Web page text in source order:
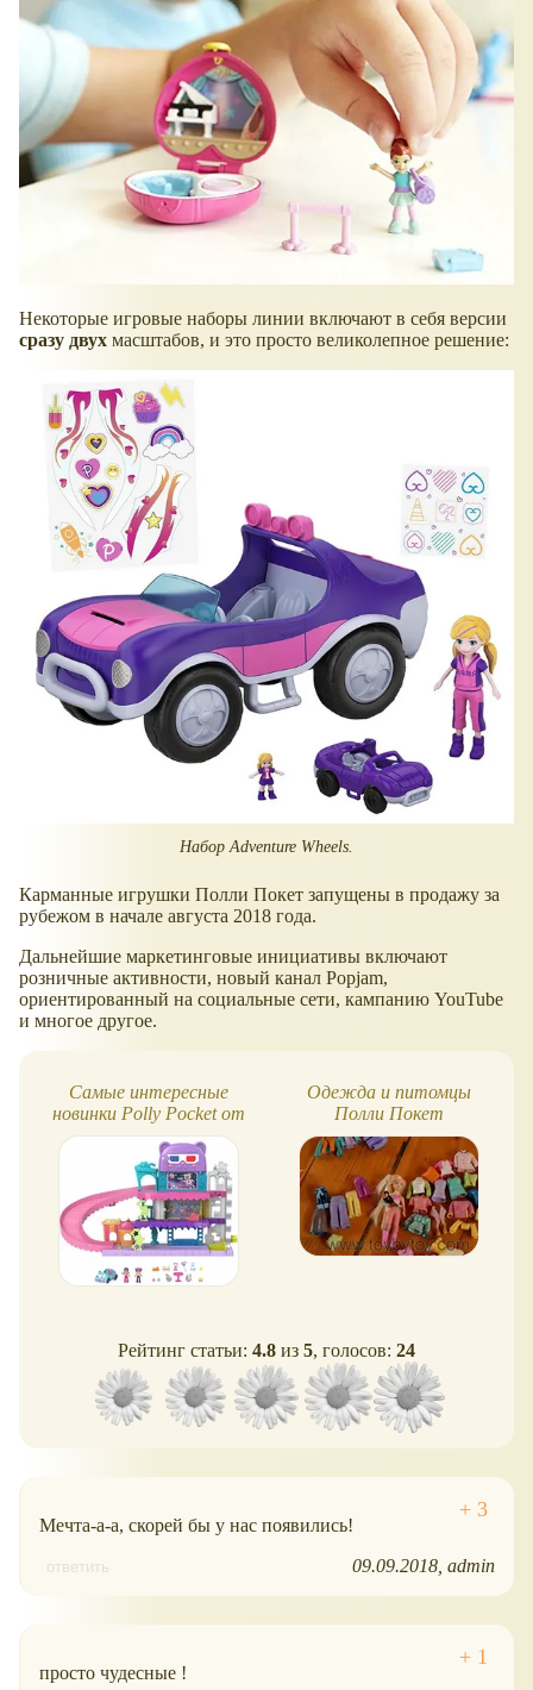
Некоторые игровые наборы линии включают в себя версии
сразу двух масштабов, и это просто великолепное решение:
Набор Adventure Wheels.
Карманные игрушки Полли Покет запущены в продажу за
рубежом в начале августа 2018 года.
Дальнейшие маркетинговые инициативы включают
розничные активности, новый канал Popjam,
ориентированный на социальные сети, кампанию YouTube
и многое другое.
Самые интересные
новинки Polly Pocket от
Mattel, 2023 год
Одежда и питомцы
Полли Покет
Рейтинг статьи: 4.8 из 5, голосов: 24
Мечта-а-а, скорей бы у нас появились!
ответить 09.09.2018 admin
просто чудесные !